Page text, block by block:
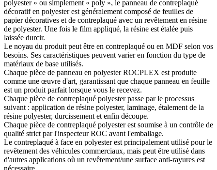
polyester » ou simplement « poly », le panneau de contreplaqué
décoratif en polyester est généralement composé de feuilles de
papier décoratives et de contreplaqué avec un revêtement en résine
de polyester. Une fois le film appliqué, la résine est étalée puis
laissée durcir.
Le noyau du produit peut être en contreplaqué ou en MDF selon vos
besoins. Ses caractéristiques peuvent varier en fonction du type de
matériaux de base utilisés.
Chaque pièce de panneau en polyester ROCPLEX est produite
comme une œuvre d'art, garantissant que chaque panneau en feuille
est un produit parfait lorsque vous le recevez.
Chaque pièce de contreplaqué polyester passe par le processus
suivant : application de résine polyester, laminage, étalement de la
résine polyester, durcissement et enfin découpe.
Chaque pièce de contreplaqué polyester est soumise à un contrôle de
qualité strict par l'inspecteur ROC avant l'emballage.
Le contreplaqué à face en polyester est principalement utilisé pour le
revêtement des véhicules commerciaux, mais peut être utilisé dans
d'autres applications où un revêtement/une surface anti-rayures est
nécessaire.